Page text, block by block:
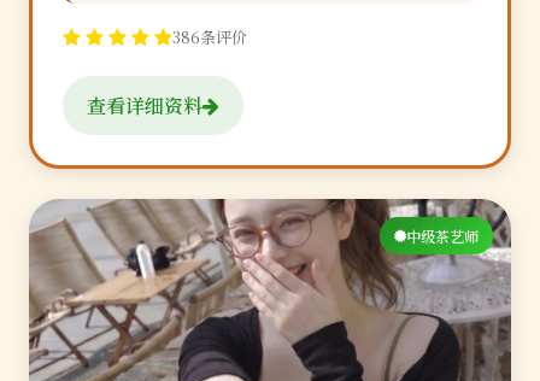
386条评价
查看详细资料
中级茶艺师